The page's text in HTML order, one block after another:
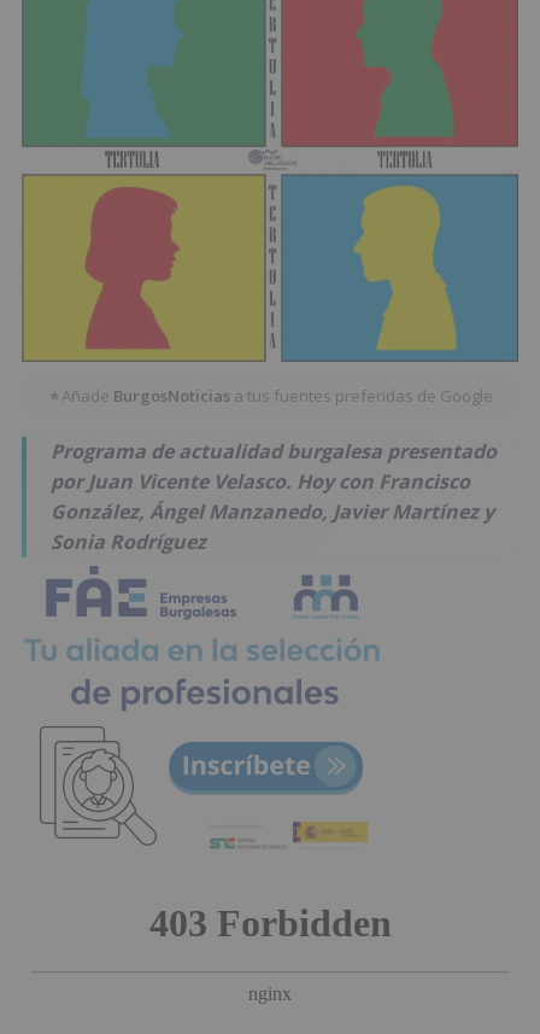
★Añade BurgosNoticias a tus fuentes preferidas de Google
Programa de actualidad burgalesa presentado
por Juan Vicente Velasco. Hoy con Francisco
González, Ángel Manzanedo, Javier Martínez y
Sonia Rodríguez